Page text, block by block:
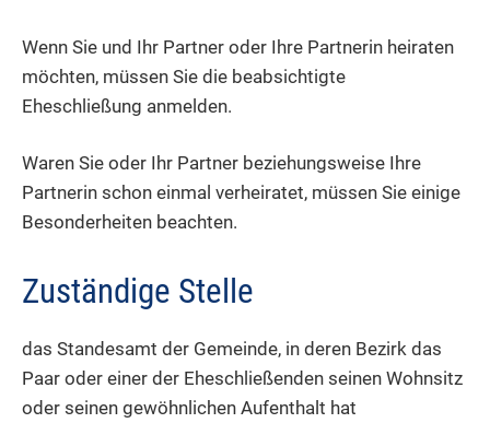
Wenn Sie und Ihr Partner oder Ihre Partnerin heiraten
möchten, müssen Sie die beabsichtigte
Eheschließung anmelden.
Waren Sie oder Ihr Partner beziehungsweise Ihre
Partnerin schon einmal verheiratet, müssen Sie einige
Besonderheiten beachten.
Zuständige Stelle
das Standesamt der Gemeinde, in deren Bezirk das
Paar oder einer der Eheschließenden seinen Wohnsitz
oder seinen gewöhnlichen Aufenthalt hat